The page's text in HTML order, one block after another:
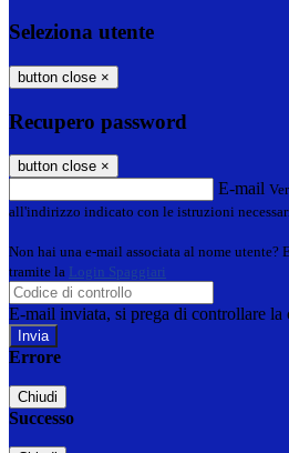
Seleziona utente
button close ×
Recupero password
button close ×
E-mail
all'indirizzo indicato con le istruzioni
Non hai una e-mail associata al nome utente?
tramite la Login Spaggiari
E-mail inviata, si prega di controllare la
Errore
Chiudi
Successo